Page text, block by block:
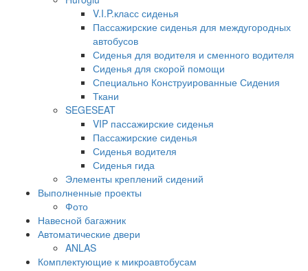
V.I.P.класс сиденья
Пассажирские сиденья для междугородных
автобусов
Сиденья для водителя и сменного водителя
Сиденья для скорой помощи
Специально Конструированные Сидения
Ткани
SEGESEAT
VIP пассажирские сиденья
Пассажирские сиденья
Сиденья водителя
Сиденья гида
Элементы креплений сидений
Выполненные проекты
Фото
Навесной багажник
Автоматические двери
ANLAS
Комплектующие к микроавтобусам